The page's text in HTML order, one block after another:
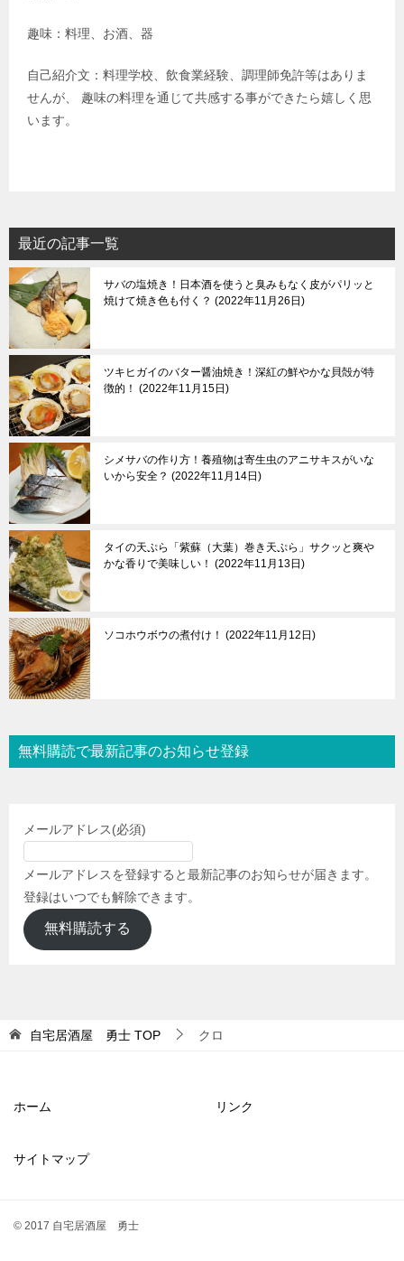
趣味：料理、お酒、器
自己紹介文：料理学校、飲食業経験、調理師免許等はありま
せんが、 趣味の料理を通じて共感する事ができたら嬉しく思
います。
最近の記事一覧
サバの塩焼き！日本酒を使うと臭みもなく皮がパリッと
焼けて焼き色も付く？
2022年11月26日
ツキヒガイのバター醤油焼き！深紅の鮮やかな貝殻が特
徴的！
2022年11月15日
シメサバの作り方！養殖物は寄生虫のアニサキスがいな
いから安全？
2022年11月14日
タイの天ぷら「紫蘇（大葉）巻き天ぷら」サクッと爽や
かな香りで美味しい！
2022年11月13日
ソコホウボウの煮付け！ 2022年11月12日
無料購読で最新記事のお知らせ登録
メールアドレス(必須)
メールアドレスを登録すると最新記事のお知らせが届きます。
登録はいつでも解除できます。
無料購読する
自宅居酒屋 勇士 TOP クロ
ホーム リンク
サイトマップ
© 2017 自宅居酒屋 勇士